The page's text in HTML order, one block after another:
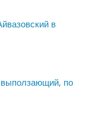
в
по